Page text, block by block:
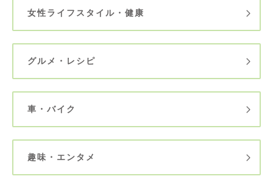
女性ライフスタイル・健康
グルメ・レシピ
車・バイク
趣味・エンタメ